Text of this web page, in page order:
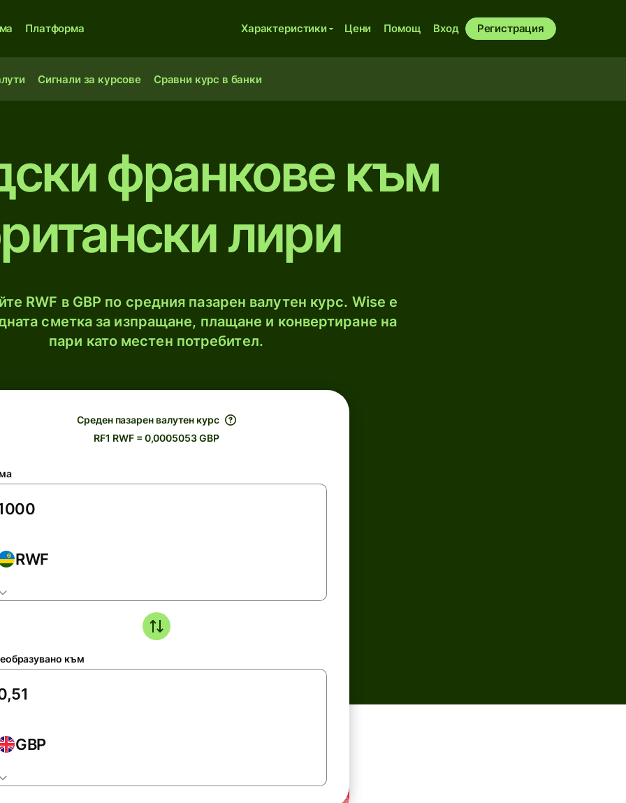
Платформа Характеристики Цени Помощ Вход Регистрация
Сигнали за курсове Сравни курс в банки
франкове към
лири
RWF в GBP по средния пазарен валутен курс. Wise е
сметка за изпращане, плащане и конвертиране на
пари като местен потребител.
Среден пазарен валутен курс
R₣1 RWF = 0,0005053 GBP
RWF
към
GBP